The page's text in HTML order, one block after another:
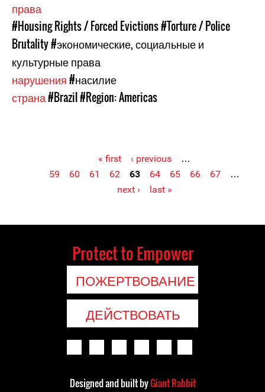
права
#Housing Rights / Forced Evictions#Torture / Police
Brutality#экономические, социальные и
культурные права
нарушения#насилие
страна#Brazil#Region: Americas
« first ‹ previous
…
59
60 61 62 63 64 65 66 67
…
next ›
last »
Protect to Empower
ПОЖЕРТВОВАНИЕ
ДЕЙСТВОВАТЬ
Designed and built byGiant Rabbit